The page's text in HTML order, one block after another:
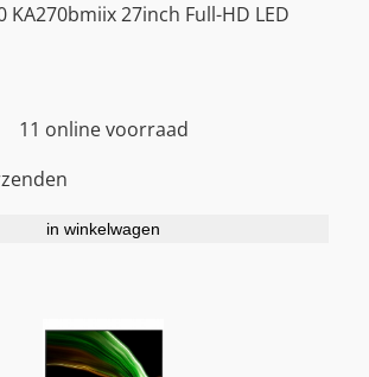
KA270bmiix 27inch Full-HD LED
11 online voorraad
in winkelwagen